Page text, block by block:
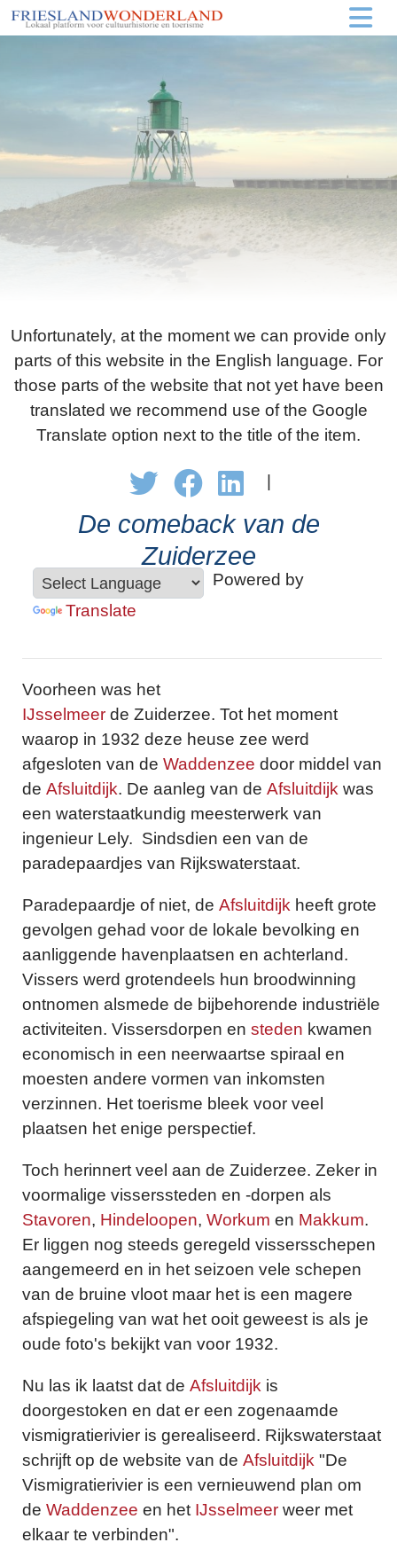
Unfortunately, at the moment we can provide only
parts of this website in the English language. For
those parts of the website that not yet have been
translated we recommend use of the Google
Translate option next to the title of the item.
De comeback van de
Zuiderzee
Powered by
Translate
Voorheen was het
IJsselmeer de Zuiderzee. Tot het moment
waarop in 1932 deze heuse zee werd
afgesloten van de Waddenzee door middel van
de Afsluitdijk. De aanleg van de Afsluitdijk was
een waterstaatkundig meesterwerk van
ingenieur Lely. Sindsdien een van de
paradepaardjes van Rijkswaterstaat.
Paradepaardje of niet, de Afsluitdijk heeft grote
gevolgen gehad voor de lokale bevolking en
aanliggende havenplaatsen en achterland.
Vissers werd grotendeels hun broodwinning
ontnomen alsmede de bijbehorende industriële
activiteiten. Vissersdorpen en steden kwamen
economisch in een neerwaartse spiraal en
moesten andere vormen van inkomsten
verzinnen. Het toerisme bleek voor veel
plaatsen het enige perspectief.
Toch herinnert veel aan de Zuiderzee. Zeker in
voormalige visserssteden en -dorpen als
Stavoren, Hindeloopen, Workum en Makkum.
Er liggen nog steeds geregeld vissersschepen
aangemeerd en in het seizoen vele schepen
van de bruine vloot maar het is een magere
afspiegeling van wat het ooit geweest is als je
oude foto's bekijkt van voor 1932.
Nu las ik laatst dat de Afsluitdijk is
doorgestoken en dat er een zogenaamde
vismigratierivier is gerealiseerd. Rijkswaterstaat
schrijft op de website van de Afsluitdijk "De
Vismigratierivier is een vernieuwend plan om
de Waddenzee en het IJsselmeer weer met
elkaar te verbinden".